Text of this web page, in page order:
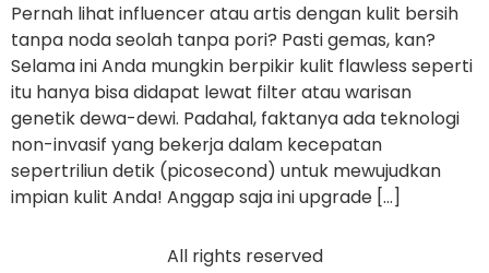
Pernah lihat influencer atau artis dengan kulit bersih
tanpa noda seolah tanpa pori? Pasti gemas, kan?
Selama ini Anda mungkin berpikir kulit flawless seperti
itu hanya bisa didapat lewat filter atau warisan
genetik dewa-dewi. Padahal, faktanya ada teknologi
non-invasif yang bekerja dalam kecepatan
sepertriliun detik (picosecond) untuk mewujudkan
impian kulit Anda! Anggap saja ini upgrade […]
All rights reserved